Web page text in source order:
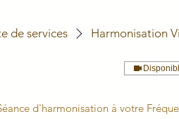
de services Harmonisation
d'harmonisation à votre